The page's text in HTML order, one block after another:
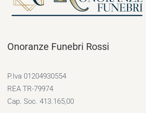
Onoranze Funebri Rossi
P.Iva 01204930554
REA TR-79974
Cap. Soc. 413.165,00